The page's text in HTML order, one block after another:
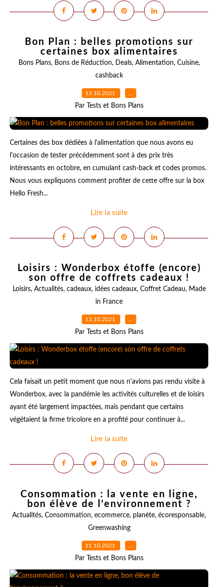
Bon Plan : belles promotions sur
certaines box alimentaires
Bons Plans, Bons de Réduction, Deals, Alimentation, Cuisine,
cashback
13.10.2021 …
Par Tests et Bons Plans
Certaines des box dédiées à l'alimentation que nous avons eu
l'occasion de tester précédemment sont à des prix très
intéressants en octobre, en cumulant cash-back et codes promos.
Nous vous expliquons comment profiter de cette offre sur la box
Hello Fresh...
Lire la suite
Loisirs : Wonderbox étoffe (encore)
son offre de coffrets cadeaux !
Loisirs, Actualités, cadeaux, idées cadeaux, Coffret Cadeau, Made
in France
13.10.2021 …
Par Tests et Bons Plans
Cela faisait un petit moment que nous n'avions pas rendu visite à
Wonderbox, avec la pandémie les activités culturelles et de loisirs
ayant été largement impactées, mais pendant que certains
végétaient la firme tricolore en a profité pour continuer à...
Lire la suite
Consommation : la vente en ligne,
bon élève de l'environnement ?
Actualités, Consommation, ecommerce, planète, écoresponsable,
Greenwashing
11.10.2021 …
Par Tests et Bons Plans